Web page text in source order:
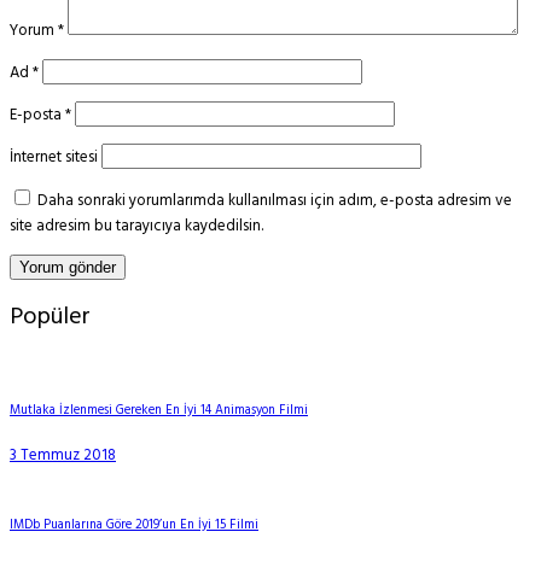
Yorum*
Ad*
E-posta*
İnternet sitesi
Daha sonraki yorumlarımda kullanılması için adım, e-posta adresim ve
site adresim bu tarayıcıya kaydedilsin.
Popüler
Mutlaka İzlenmesi Gereken En İyi 14 Animasyon Filmi
3 Temmuz 2018
IMDb Puanlarına Göre 2019’un En İyi 15 Filmi